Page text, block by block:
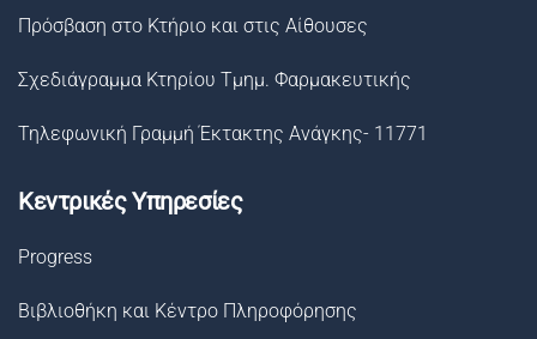
Πρόσβαση στο Κτήριο και στις Αίθουσες
Σχεδιάγραμμα Κτηρίου Τμημ. Φαρμακευτικής
Τηλεφωνική Γραμμή Έκτακτης Ανάγκης- 11771
Κεντρικές Υπηρεσίες
Progress
Βιβλιοθήκη και Κέντρο Πληροφόρησης